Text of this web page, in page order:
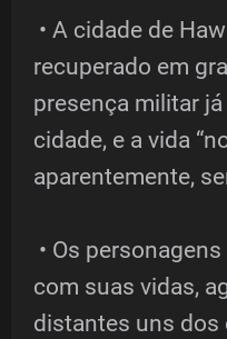
• A cidade de
recuperado em
presença militar
cidade, e a vida
aparentemente,
• Os
com suas vidas,
distantes uns dos